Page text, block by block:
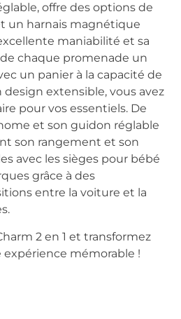
offre des options de
un harnais magnétique
maniabilité et sa
chaque promenade un
un panier à la capacité de
design extensible, vous avez
pour vos essentiels. De
et son guidon réglable
son rangement et son
avec les sièges pour bébé
grâce à des
entre la voiture et la
2 en 1 et transformez
mémorable !